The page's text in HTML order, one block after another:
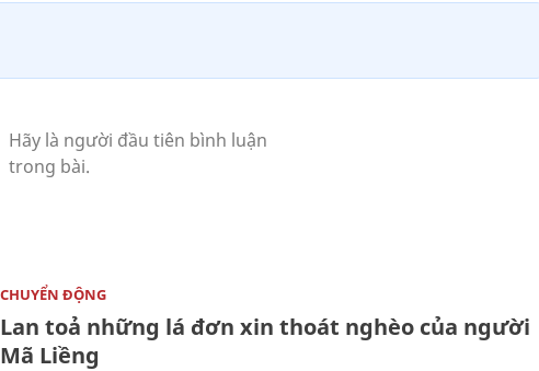
CHUYỂN ĐỘNG
Lan toả những lá đơn xin thoát nghèo của người
Mã Liềng